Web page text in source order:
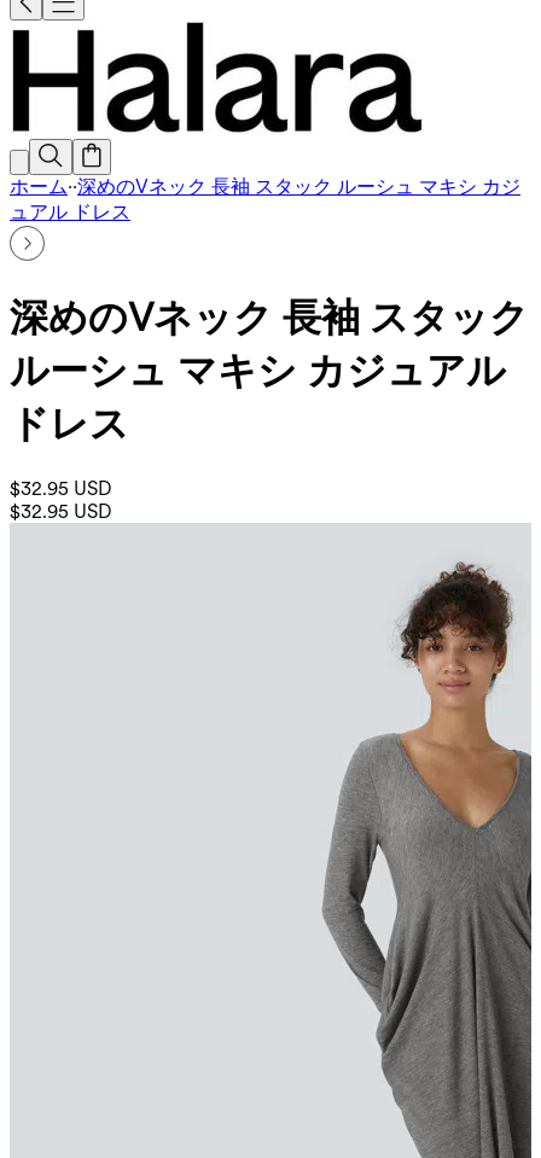
ホーム··深めのVネック 長袖 スタック ルーシュ マキシ カジ
ュアル ドレス
深めのVネック 長袖 スタック
ルーシュ マキシ カジュアル
ドレス
$32.95 USD
$32.95 USD